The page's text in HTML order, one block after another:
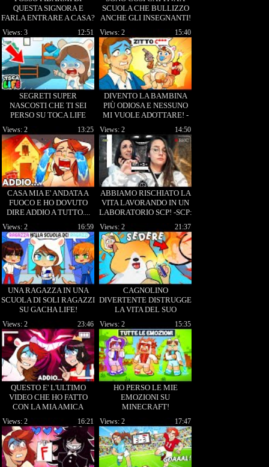
QUESTA SIGNORA E
FARLA ENTRARE A CASA?
ROBY POLAR
SCUOLA CHE BULLIZZO
ANCHE GLI INSEGNANTI!
SEGRETI SUPER
NASCOSTI CHE TI SEI
PERSO SU TOCA LIFE
ROBY POLAR!
12:51
Views: 3
DIVENTO LA BAMBINA
PIÙ ODIOSA E NESSUNO
MI VUOLE ADOTTARE! -
Who is your Daddy
15:40
Views: 2
CASA MIA E' ANDATA A
FUOCO E HO DOVUTO
DIRE ADDIO A TUTTO....
ROBY POLAR!
13:25
Views: 2
ABBIAMO RISCHIATO LA
VITA LAVORANDO IN UN
LABORATORIO SCP! -SCP:
14:50
Views: 2
UNA RAGAZZA IN UNA
SCUOLA DI SOLI RAGAZZI
SU GACHA LIFE!
16:59
Views: 2
CAGNOLINO
DIVERTENTE DISTRUGGE
LA VITA DEL SUO
PADRONE! ROBY POLAR
21:37
Views: 2
QUESTO E' L'ULTIMO
VIDEO CHE HO FATTO
CON LA MIA AMICA
PRIMA DI MORIRE!
CONTENT WARNING
23:46
Views: 2
HO PERSO LE MIE
EMOZIONI SU
MINECRAFT!
15:35
Views: 2
16:21
Views: 2 17:47
Views: 2